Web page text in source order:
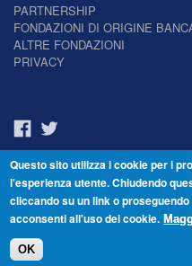
PARTNERSHIP
FONDAZIONI DI ORIGINE
ALTRE FONDAZIONI
PRIVACY
Il Giornale
Reg.
© Fondazione Venezia 2000 -
Questo sito utilizza i cookie per i
l'esperienza utente. Chiudendo
cliccando su un link o
acconsenti all'uso dei cookie.
OK